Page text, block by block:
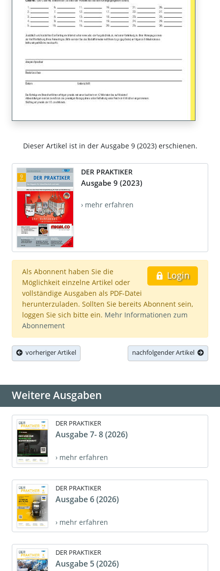
Dieser Artikel ist in der Ausgabe 9 (2023) erschienen.
DER PRAKTIKER
Ausgabe 9 (2023)
› mehr erfahren
Login
Als Abonnent haben Sie die
Möglichkeit einzelne Artikel oder
vollständige Ausgaben als PDF-Datei
herunterzuladen. Sollten Sie bereits Abonnent sein,
loggen Sie sich bitte ein. Mehr Informationen zum
Abonnement
vorheriger Artikel nachfolgender Artikel
Weitere Ausgaben
DER PRAKTIKER
Ausgabe 7- 8 (2026)
› mehr erfahren
DER PRAKTIKER
Ausgabe 6 (2026)
› mehr erfahren
DER PRAKTIKER
Ausgabe 5 (2026)